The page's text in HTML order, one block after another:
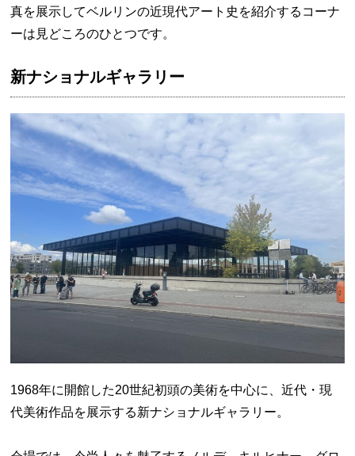
真を展示してベルリンの近現代アート史を紹介するコーナ
ーは見どころのひとつです。
新ナショナルギャラリー
1968年に開館した20世紀初頭の美術を中心に、近代・現
代美術作品を展示する新ナショナルギャラリー。